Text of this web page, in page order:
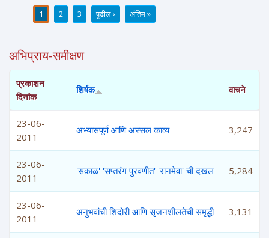
1 2 3 पुढील › अंतिम »
अभिप्राय-समीक्षण
प्रकाशन
दिनांक
शिर्षक वाचने
23-06-
2011
अभ्यासपूर्ण आणि अस्सल काव्य 3,247
23-06-
2011
'सकाळ' 'सप्तरंग पुरवणीत' 'रानमेवा' ची दखल 5,284
23-06-
2011
अनुभवांची शिदोरी आणि सृजनशीलतेची समृद्धी 3,131